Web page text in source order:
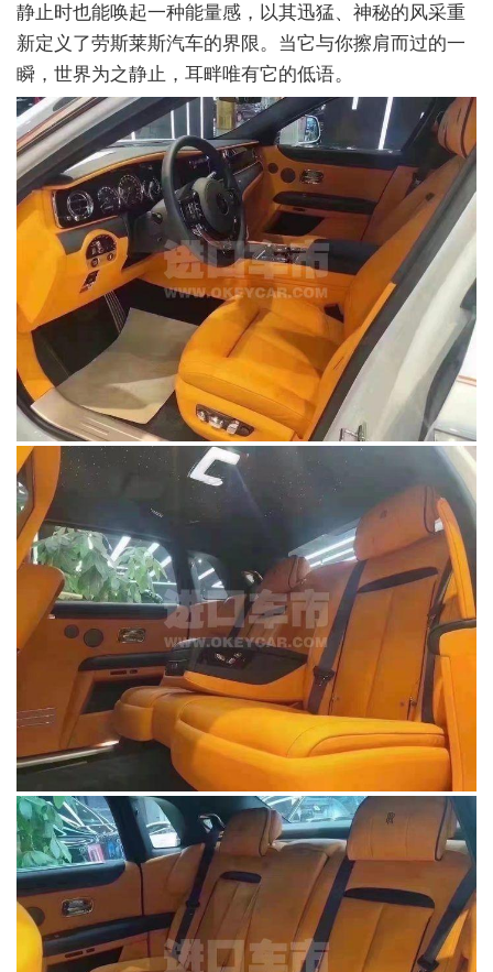
静止时也能唤起一种能量感，以其迅猛、神秘的风采重
新定义了劳斯莱斯汽车的界限。当它与你擦肩而过的一
瞬，世界为之静止，耳畔唯有它的低语。